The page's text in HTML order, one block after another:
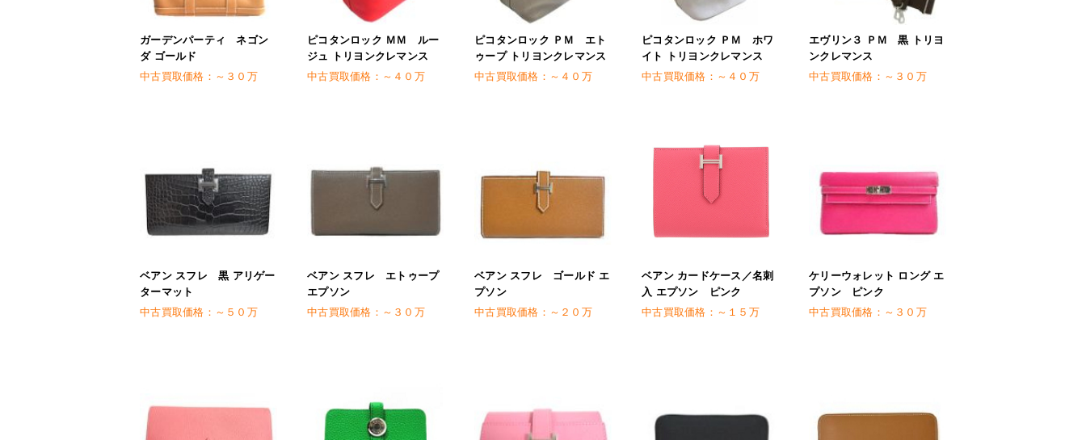
ガーデンパーティ ネゴン
ダ ゴールド
中古買取価格： ～３０万
ピコタンロック ＭＭ ルー
ジュ トリヨンクレマンス
中古買取価格： ～４０万
ピコタンロック ＰＭ エト
ゥープ トリヨンクレマンス
中古買取価格： ～４０万
ピコタンロック ＰＭ ホワ
イト トリヨンクレマンス
中古買取価格： ～４０万
エヴリン３ ＰＭ 黒 トリヨ
ンクレマンス
中古買取価格： ～３０万
ベアン スフレ 黒 アリゲー
ターマット
中古買取価格： ～５０万
ベアン スフレ エトゥープ
エプソン
中古買取価格： ～３０万
ベアン スフレ ゴールド エ
プソン
中古買取価格： ～２０万
ベアン カードケース／名刺
入 エプソン ピンク
中古買取価格： ～１５万
ケリーウォレット ロング エ
プソン ピンク
中古買取価格： ～３０万